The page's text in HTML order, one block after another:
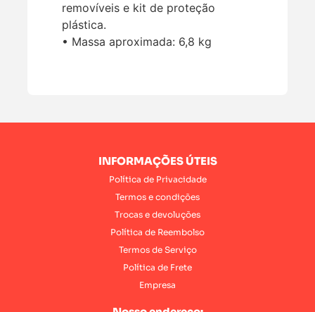
removíveis e kit de proteção
plástica.
• Massa aproximada: 6,8 kg
INFORMAÇÕES ÚTEIS
Política de Privacidade
Termos e condições
Trocas e devoluções
Política de Reembolso
Termos de Serviço
Política de Frete
Empresa